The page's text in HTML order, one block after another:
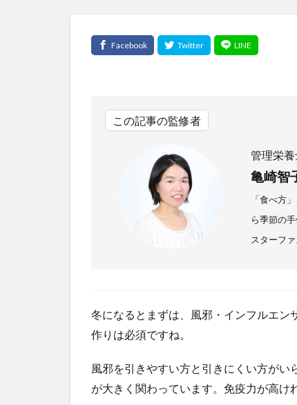
この記事の監修者
管理栄
亀崎智
「食べ方
ら季節の
スターフ
冬になるとまずは、風邪・インフルエン
作りは必須ですね。
風邪を引きやすい方と引きにくい方が
が大きく関わっています。免疫力が高け